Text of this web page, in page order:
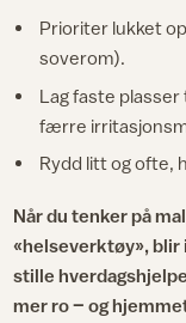
Prioriter lukket
soverom).
Lag faste plasser
færre
Rydd litt og ofte,
Når du tenker på
«helseverktøy», blir
stille
mer ro – og